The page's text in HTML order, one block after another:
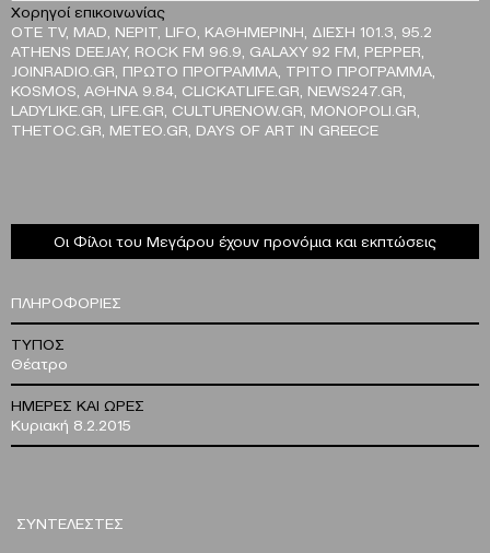
Χορηγοί επικοινωνίας
OTE TV, MAD, ΝΕΡΙΤ, LIFO, ΚΑΘΗΜΕΡΙΝΗ, ΔΙΕΣΗ 101.3, 95.2
ATHENS DEEJAY, ROCK FM 96.9, GALAXY 92 FM, PEPPER,
JOINRADIO.GR, ΠΡΩΤΟ ΠΡΟΓΡΑΜΜΑ, ΤΡΙΤΟ ΠΡΟΓΡΑΜΜΑ,
KOSMOS, ΑΘΗΝΑ 9.84, CLICKATLIFE.GR, NEWS247.GR,
LADYLIKE.GR, LIFE.GR, CULTURENOW.GR, MONOPOLI.GR,
THETOC.GR, METEO.GR, DAYS OF ART IN GREECE
Οι Φίλοι του Μεγάρου έχουν προνόμια και εκπτώσεις
ΠΛΗΡΟΦΟΡΙΕΣ
ΤΥΠΟΣ
Θέατρο
ΗΜΕΡΕΣ ΚΑΙ ΩΡΕΣ
Κυριακή 8.2.2015
ΣΥΝΤΕΛΕΣΤΕΣ